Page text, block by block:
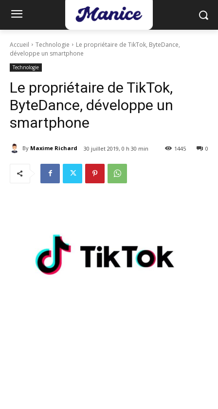
Accueil Technologie
Le propriétaire de TikTok, ByteDance,
développe un smartphone
Technologie
Le propriétaire de TikTok,
ByteDance, développe un
smartphone
By Maxime Richard 30 juillet 2019, 0 h 30 min 0
1445